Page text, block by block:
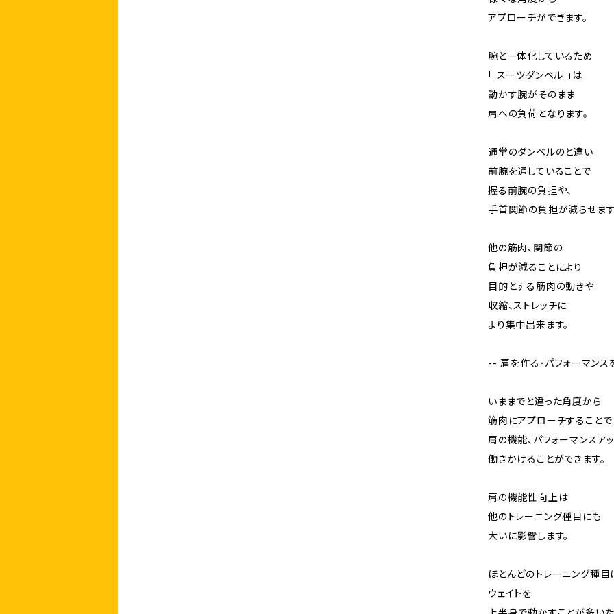
アプローチができます。
腕と一体化しているため
「 スーツダンベル 」は
動かす腕がそのまま
肩への負荷となります。
通常のダンベルのと違い
前腕を通していることで
握る前腕の負担や、
手首関節の負担が減らせます
他の筋肉、関節の
負担が減ることにより
目的とする筋肉の動きや
収縮、ストレッチに
より集中出来ます。
-- 肩を作る･パフォーマンス
いままでと違った角度から
筋肉にアプローチすることで
肩の機能、パフォーマンスア
働きかけることができます。
肩の機能性向上は
他のトレーニング種目にも
大いに影響します。
ほとんどのトレーニング種目
ウェイトを